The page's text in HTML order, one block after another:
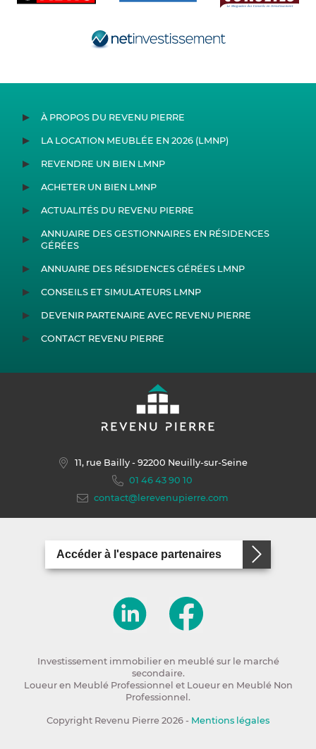
À PROPOS DU REVENU PIERRE
LA LOCATION MEUBLÉE EN 2026 (LMNP)
REVENDRE UN BIEN LMNP
ACHETER UN BIEN LMNP
ACTUALITÉS DU REVENU PIERRE
ANNUAIRE DES GESTIONNAIRES EN RÉSIDENCES
GÉRÉES
ANNUAIRE DES RÉSIDENCES GÉRÉES LMNP
CONSEILS ET SIMULATEURS LMNP
DEVENIR PARTENAIRE AVEC REVENU PIERRE
CONTACT REVENU PIERRE
11, rue Bailly- 92200 Neuilly-sur-Seine
01 46 43 90 10
contact@lerevenupierre.com
Accéder à l'espace partenaires
Investissement immobilier en meublé sur le marché
secondaire.
Loueur en Meublé Professionnel et Loueur en Meublé Non
Professionnel.
Copyright Revenu Pierre 2026 - Mentions légales